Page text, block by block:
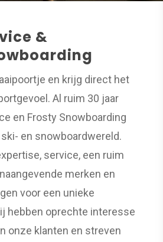
&
en krijg direct het
Al ruim 30 jaar
en Frosty Snowboarding
en snowboardwereld.
service, een ruim
merken en
voor een unieke
hebben oprechte interesse
onze klanten en streven